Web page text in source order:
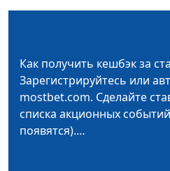
Как получить кешбэк за
Зарегистрируйтесь или
mostbet.com. Сделайте
списка акционных
появятся).…